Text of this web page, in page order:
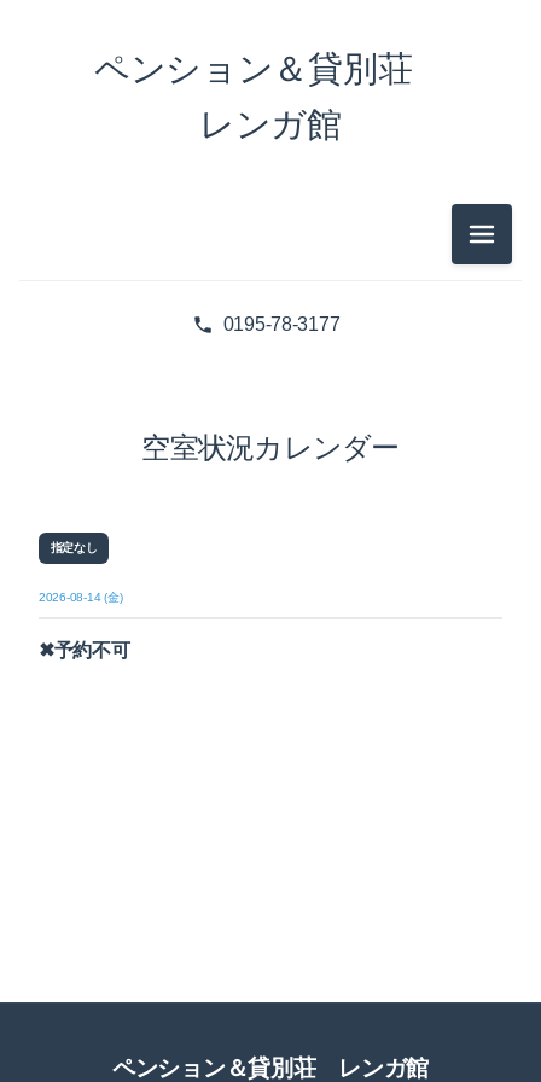
0195-78-3177
ペンション＆貸別荘
レンガ館
メニュ
空室状況カレンダー
指定なし
2026-08-14 (金)
✖予約不可
ペンション＆貸別荘 レンガ館